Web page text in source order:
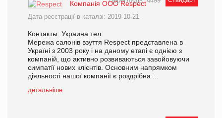
Компанія ООО Respect
Дата реєстрації в каталзі: 2019-10-21
Контакты: Украина тел.
Мережа салонів взуття Respect представлена в
Україні з 2003 року і на даному етапі є однією з
компаній, що активно розвиваються завoйовуючи
симпатії нових клієнтів. Основним напрямком
діяльності нашої компанії є роздрібна ...
детальніше